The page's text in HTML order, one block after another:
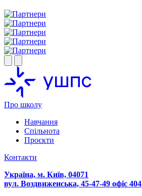
Про школу
Навчання
Спільнота
Проєкти
Контакти
Україна, м. Київ, 04071
вул. Воздвиженська, 45-47-49 офіс 404